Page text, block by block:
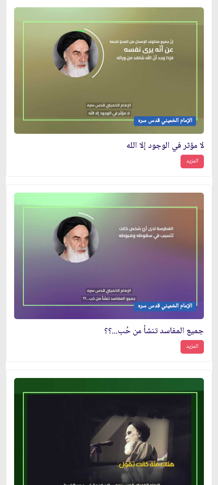
الإمام الخميني قدس سره
لا مؤثر في الوجود إلا الله
المزيد
الإمام الخميني قدس سره
جميع المفاسد تنشأ من حُب...؟؟
المزيد